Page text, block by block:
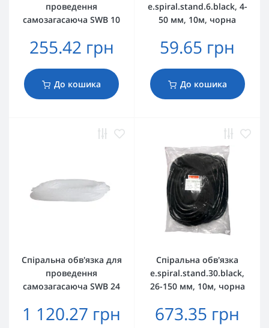
проведення
самозагасаюча SWB 10
255.42 грн
До кошика
e.spiral.stand.6.black, 4-
50 мм, 10м, чорна
59.65 грн
До кошика
Спіральна обв'язка для
проведення
самозагасаюча SWB 24
1 120.27 грн
Спіральна обв'язка
e.spiral.stand.30.black,
26-150 мм, 10м, чорна
673.35 грн